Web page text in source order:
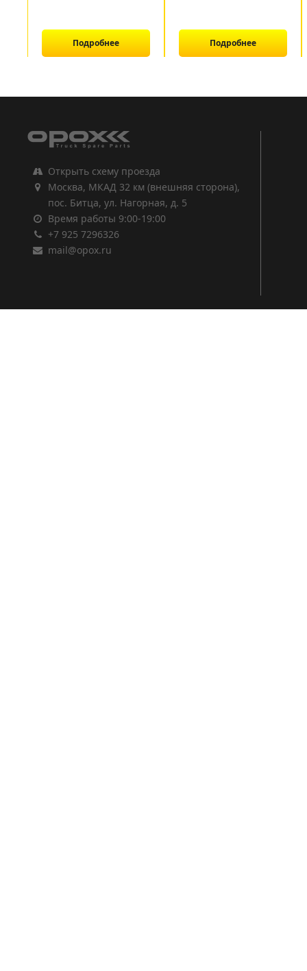
Подробнее Подробнее
Открыть схему проезда
Москва, МКАД 32 км (внешняя сторона),
пос. Битца, ул. Нагорная, д. 5
Время работы 9:00-19:00
+7 925 7296326
mail@opox.ru